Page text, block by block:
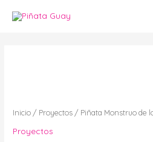
Inicio / Proyectos / Piñata Monstruo de
Proyectos
colores